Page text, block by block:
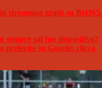
streaming gratis su Bet365.
sempre sul tuo dispositivo?
preferito su Google: clicca